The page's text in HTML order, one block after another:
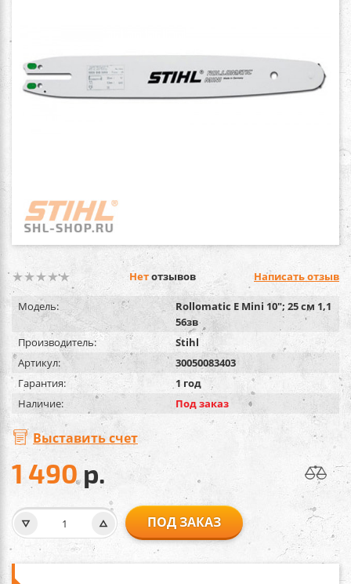
Нетотзывов Написать отзыв
Модель:
Rollomatic E Mini 10"; 25 см 1,1
56зв
Производитель:
Stihl
Артикул:
30050083403
Гарантия:
1 год
Наличие:
Под заказ
Выставить счет
1 490р.
ПОД ЗАКАЗ